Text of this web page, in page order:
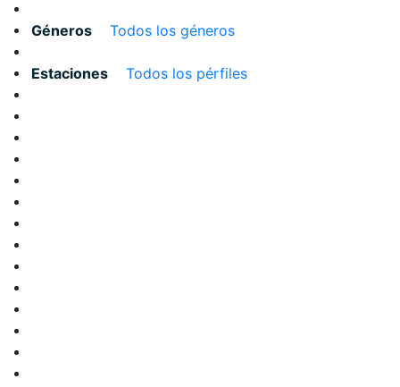
Géneros Todos los géneros
Estaciones Todos los pérfiles